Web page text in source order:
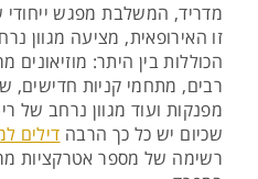
מדריד, המשלבת מפגש
זו האירופאית, מציעה מגוון
הכוללות בין היתר: מוזיאונים
רבים, מתחמי קניות חדישים,
מפנקות ועוד מגוון נרחב של
שכיום יש כל כך הרבה דילים
רשימה של מספר אטרקציות